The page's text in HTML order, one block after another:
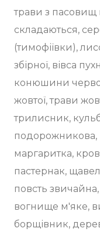
трави з пасовищ
складаються,
(тимофіївки),
збірної, вівса
конюшини
жовтої, трави
трилисник,
подорожникова,
маргаритка,
пастернак,
повсть
вогнище м'яке,
борщівник,